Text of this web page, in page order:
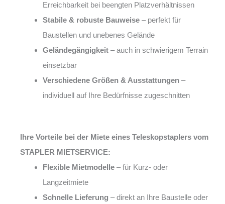
Erreichbarkeit bei beengten Platzverhältnissen
Stabile & robuste Bauweise – perfekt für
Baustellen und unebenes Gelände
Geländegängigkeit – auch in schwierigem Terrain
einsetzbar
Verschiedene Größen & Ausstattungen –
individuell auf Ihre Bedürfnisse zugeschnitten
Ihre Vorteile bei der Miete eines Teleskopstaplers vom
STAPLER MIETSERVICE:
Flexible Mietmodelle – für Kurz- oder
Langzeitmiete
Schnelle Lieferung – direkt an Ihre Baustelle oder